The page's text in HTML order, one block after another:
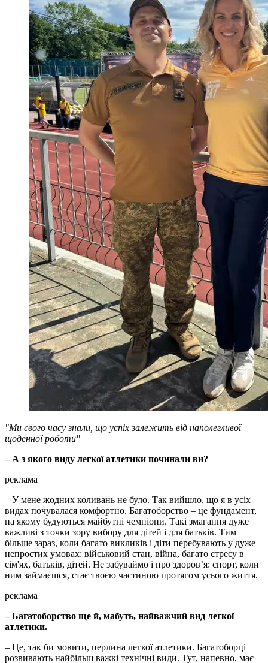
"Ми свого часу знали, що успіх залежить від наполегливої
щоденної роботи"
– А з якого виду легкої атлетики починали ви?
реклама
– У мене жодних коливань не було. Так вийшло, що я в усіх
видах почувалася комфортно. Багатоборство – це фундамент,
на якому будуються майбутні чемпіони. Такі змагання дуже
важливі з точки зору вибору для дітей і для батьків. Тим
більше зараз, коли багато викликів і діти перебувають у дуже
непростих умовах: військовий стан, війна, багато стресу в
сім'ях, батьків, дітей. Не забуваймо і про здоров’я: спорт, коли
ним займаєшся, стає твоєю частиною протягом усього життя.
реклама
– Багатоборство ще й, мабуть, найважчий вид легкої
атлетики.
– Це, так би мовити, перлина легкої атлетики. Багатоборці
розвивають найбільш важкі технічні види. Тут, напевно, має